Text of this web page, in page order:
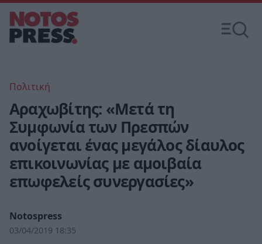
Πολιτική
Αραχωβίτης: «Μετά τη
Συμφωνία των Πρεσπών
ανοίγεται ένας μεγάλος δίαυλος
επικοινωνίας με αμοιβαία
επωφελείς συνεργασίες»
Notospress
03/04/2019 18:35